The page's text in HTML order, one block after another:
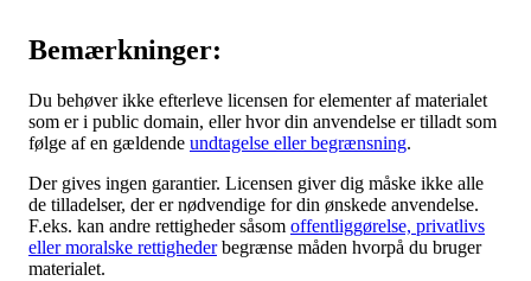
Bemærkninger:
Du behøver ikke efterleve licensen for elementer af materialet
som er i public domain, eller hvor din anvendelse er tilladt som
følge af en gældende undtagelse eller begrænsning.
Der gives ingen garantier. Licensen giver dig måske ikke alle
de tilladelser, der er nødvendige for din ønskede anvendelse.
F.eks. kan andre rettigheder såsom offentliggørelse, privatlivs
eller moralske rettighederbegrænse måden hvorpå du bruger
materialet.